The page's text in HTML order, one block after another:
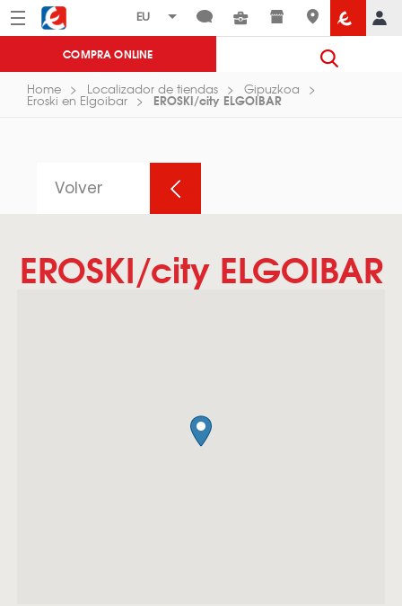
Menú Eroski
COMPRA ONLINE
Home Localizador de tiendas Gipuzkoa
Eroski en Elgoibar EROSKI/city ELGOIBAR
Volver
EROSKI/city ELGOIBAR